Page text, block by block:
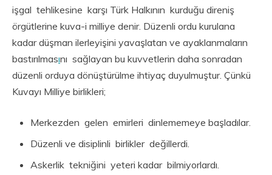
işgal tehlikesine karşı Türk Halkının kurduğu direniş
örgütlerine kuva-i milliye denir. Düzenli ordu kurulana
kadar düşman ilerleyişini yavaşlatan ve ayaklanmaların
bastırılmasını sağlayan bu kuvvetlerin daha sonradan
düzenli orduya dönüştürülme ihtiyaç duyulmuştur. Çünkü
Kuvayı Milliye birlikleri;
Merkezden gelen emirleri dinlememeye başladılar.
Düzenli ve disiplinli birlikler değillerdi.
Askerlik tekniğini yeteri kadar bilmiyorlardı.